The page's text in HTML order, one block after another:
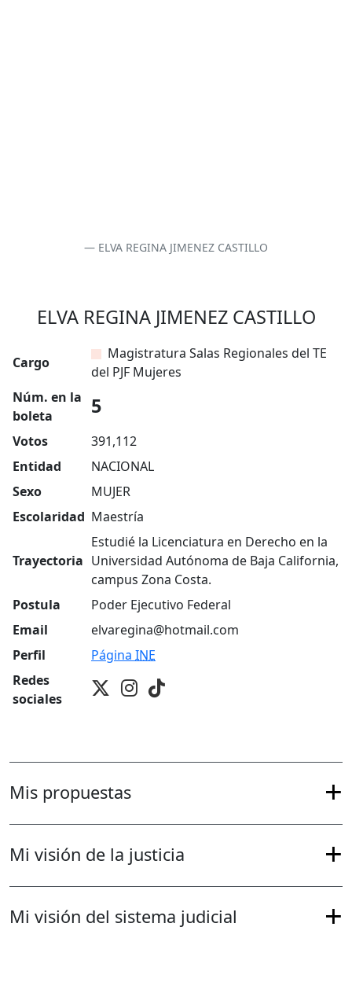
ELVA REGINA JIMENEZ CASTILLO
ELVA REGINA JIMENEZ CASTILLO
Cargo
Magistratura Salas Regionales del TE
del PJF Mujeres
Núm. en la
boleta
5
Votos
391,112
Entidad
NACIONAL
Sexo
MUJER
Escolaridad Maestría
Trayectoria
Estudié la Licenciatura en Derecho en la
Universidad Autónoma de Baja California,
campus Zona Costa.
Postula
Poder Ejecutivo Federal
Email
elvaregina@hotmail.com
Perfil
Página INE
Redes
sociales
Mis propuestas
Mi visión de la justicia
Mi visión del sistema judicial